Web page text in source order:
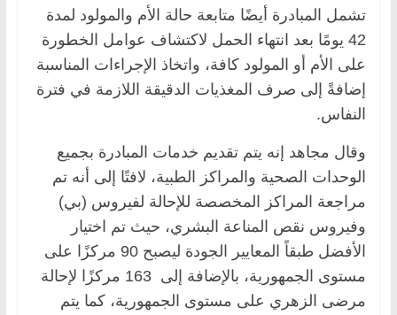
تشمل المبادرة أيضًا متابعة حالة الأم والمولود لمدة
42 يومًا بعد انتهاء الحمل لاكتشاف عوامل الخطورة
على الأم أو المولود كافة، واتخاذ الإجراءات المناسبة
إضافةً إلى صرف المغذيات الدقيقة اللازمة في فترة
النفاس.
وقال مجاهد إنه يتم تقديم خدمات المبادرة بجميع
الوحدات الصحية والمراكز الطبية، لافتًا إلى أنه تم
مراجعة المراكز المخصصة للإحالة لفيروس (بي)
وفيروس نقص المناعة البشري، حيث تم اختيار
الأفضل طبقاً المعايير الجودة ليصبح 90 مركزًا على
مستوى الجمهورية، بالإضافة إلى 163 مركزًا لإحالة
مرضى الزهري على مستوى الجمهورية، كما يتم